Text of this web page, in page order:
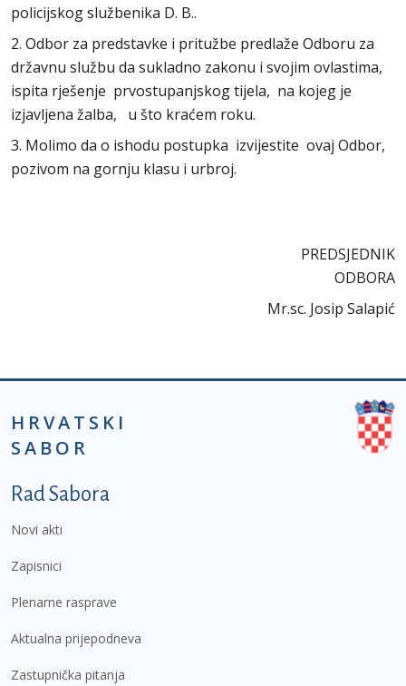
policijskog službenika D. B..
2. Odbor za predstavke i pritužbe predlaže Odboru za
državnu službu da sukladno zakonu i svojim ovlastima,
ispita rješenje prvostupanjskog tijela, na kojeg je
izjavljena žalba, u što kraćem roku.
3. Molimo da o ishodu postupka izvijestite ovaj Odbor,
pozivom na gornju klasu i urbroj.
PREDSJEDNIK
ODBORA
Mr.sc. Josip Salapić
HRVATSKI
SABOR
Podnožje prvi izbornik
Rad Sabora
Novi akti
Zapisnici
Plenarne rasprave
Aktualna prijepodneva
Zastupnička pitanja